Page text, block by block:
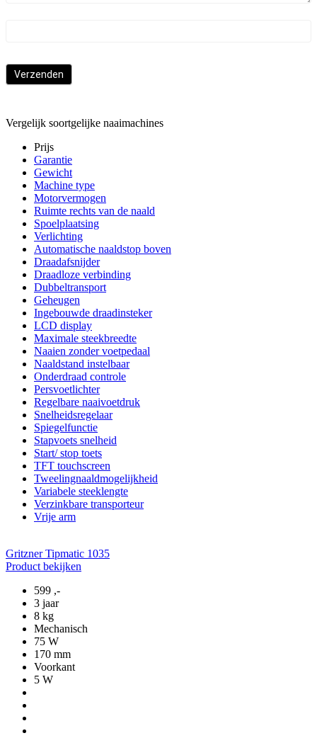
Verzenden
Vergelijk soortgelijke naaimachines
Prijs
Garantie
Gewicht
Machine type
Motorvermogen
Ruimte rechts van de naald
Spoelplaatsing
Verlichting
Automatische naaldstop boven
Draadafsnijder
Draadloze verbinding
Dubbeltransport
Geheugen
Ingebouwde draadinsteker
LCD display
Maximale steekbreedte
Naaien zonder voetpedaal
Naaldstand instelbaar
Onderdraad controle
Persvoetlichter
Regelbare naaivoetdruk
Snelheidsregelaar
Spiegelfunctie
Stapvoets snelheid
Start/ stop toets
TFT touchscreen
Tweelingnaaldmogelijkheid
Variabele steeklengte
Verzinkbare transporteur
Vrije arm
Gritzner Tipmatic 1035
Product bekijken
599 ,-
3 jaar
8 kg
Mechanisch
75 W
170 mm
Voorkant
5 W